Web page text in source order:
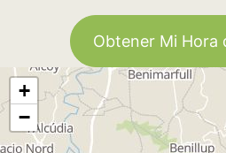
Obtener Mi Hora
+
−